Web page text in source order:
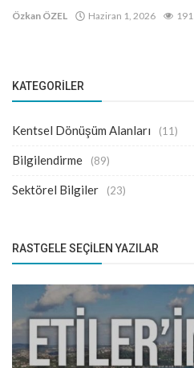
Özkan ÖZEL Haziran 1, 2026 191
KATEGORILER
Kentsel Dönüşüm Alanları (11)
Bilgilendirme (89)
Sektörel Bilgiler (23)
RASTGELE SEÇILEN YAZILAR